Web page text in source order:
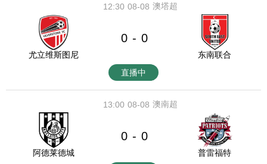
08-08
12:30 澳塔超
尤立维斯图尼
0 - 0
东南联合
直播中
08-08
13:00 澳南超
阿德莱德城
0 - 0
普雷福特